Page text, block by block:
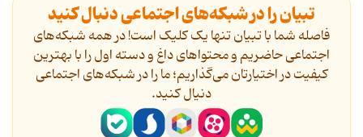
تبیان را در شبکه‌های اجتماعی دنبال کنید
فاصله شما با تبیان تنها یک کلیک است! در همه شبکه‌های
اجتماعی حاضریم و محتواهای داغ و دسته اول را با بهترین
کیفیت در اختیارتان می‌گذاریم؛ ما را در شبکه‌های اجتماعی
دنیال کنید.